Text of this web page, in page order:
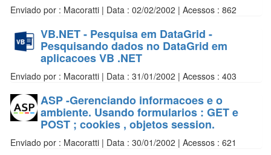
Enviado por : Macoratti | Data : 02/02/2002 | Acessos : 862
VB.NET - Pesquisa em DataGrid -
Pesquisando dados no DataGrid em
aplicacoes VB .NET
Enviado por : Macoratti | Data : 31/01/2002 | Acessos : 403
ASP -Gerenciando informacoes e o
ambiente. Usando formularios : GET e
POST ; cookies , objetos session.
Enviado por : Macoratti | Data : 30/01/2002 | Acessos : 621